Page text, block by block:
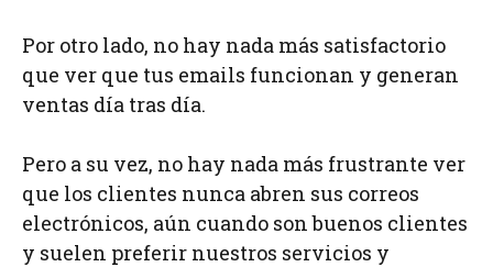
Por otro lado, no hay nada más satisfactorio
que ver que tus emails funcionan y generan
ventas día tras día.
Pero a su vez, no hay nada más frustrante ver
que los clientes nunca abren sus correos
electrónicos, aún cuando son buenos clientes
y suelen preferir nuestros servicios y